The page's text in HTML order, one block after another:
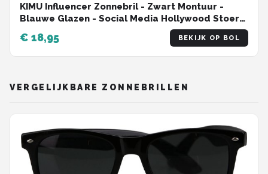
KIMU Influencer Zonnebril - Zwart Montuur -
Blauwe Glazen - Social Media Hollywood Stoer
Retro Hip Avator Trendsetter Celebrity
Pilotenbril Carnaval
€ 18,95 BEKIJK OP BOL
VERGELIJKBARE ZONNEBRILLEN